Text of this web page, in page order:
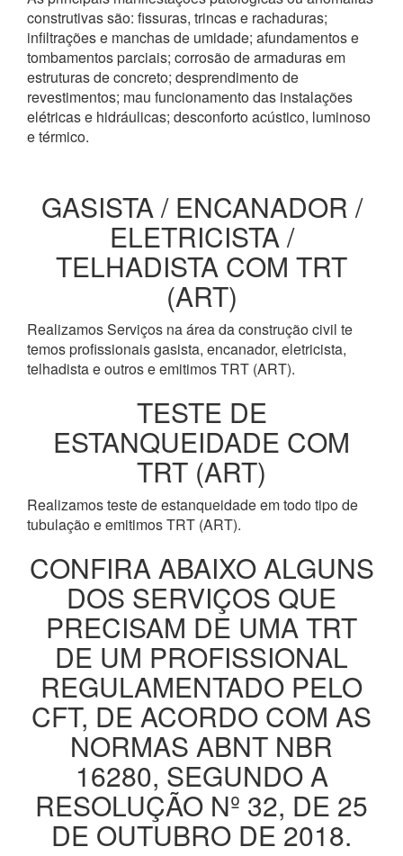
construtivas são: fissuras, trincas e rachaduras;
infiltrações e manchas de umidade; afundamentos e
tombamentos parciais; corrosão de armaduras em
estruturas de concreto; desprendimento de
revestimentos; mau funcionamento das instalações
elétricas e hidráulicas; desconforto acústico, luminoso
e térmico.
GASISTA / ENCANADOR /
ELETRICISTA /
TELHADISTA COM TRT
(ART)
Realizamos Serviços na área da construção civil te
temos profissionais gasista, encanador, eletricista,
telhadista e outros e emitimos TRT (ART).
TESTE DE
ESTANQUEIDADE COM
TRT (ART)
Realizamos teste de estanqueidade em todo tipo de
tubulação e emitimos TRT (ART).
CONFIRA ABAIXO ALGUNS
DOS SERVIÇOS QUE
PRECISAM DE UMA TRT
DE UM PROFISSIONAL
REGULAMENTADO PELO
CFT, DE ACORDO COM AS
NORMAS ABNT NBR
16280, SEGUNDO A
RESOLUÇÃO Nº 32, DE 25
DE OUTUBRO DE 2018.